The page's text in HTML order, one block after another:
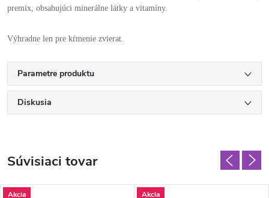
premix, obsahujúci minerálne látky a vitamíny.
Výhradne len pre kŕmenie zvierat.
Parametre produktu
Diskusia
Súvisiaci tovar
Akcia
Akcia